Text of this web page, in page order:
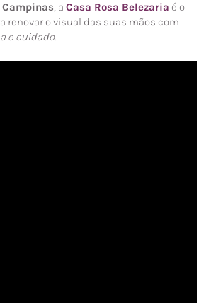
, a Casa Rosa Belezaria é o
renovar o visual das suas mãos com
e cuidado.